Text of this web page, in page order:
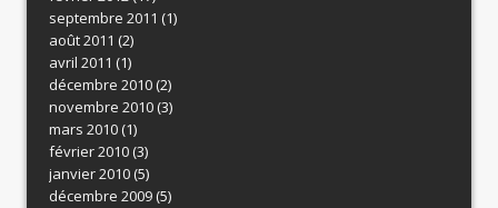
septembre 2011 (1)
août 2011 (2)
avril 2011 (1)
décembre 2010(2)
novembre 2010(3)
mars 2010(1)
février 2010(3)
janvier 2010(5)
décembre 2009(5)